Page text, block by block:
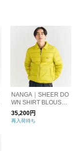
NANGA｜SHEER DO
WN SHIRT BLOUSO
N/シアーダウンシャツ
ブルゾン
35,200円
再入荷待ち